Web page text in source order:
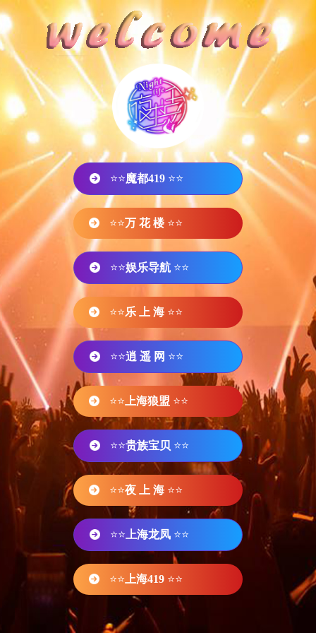
⭐⭐魔都419 ⭐⭐
⭐⭐万 花 楼 ⭐⭐
⭐⭐娱乐导航 ⭐⭐
⭐⭐乐 上 海 ⭐⭐
⭐⭐逍 遥 网 ⭐⭐
⭐⭐ 上海狼盟 ⭐⭐
⭐⭐贵族宝贝 ⭐⭐
⭐⭐夜 上 海 ⭐⭐
⭐⭐ 上海龙凤 ⭐⭐
⭐⭐ 上海419 ⭐⭐